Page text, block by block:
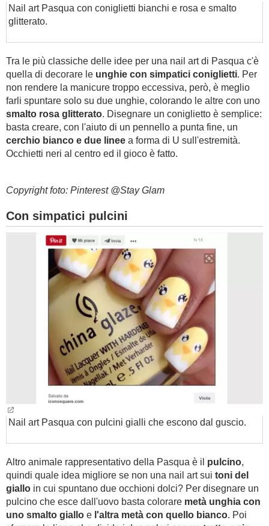
Nail art Pasqua con coniglietti bianchi e rosa e smalto
glitterato.
Tra le più classiche delle idee per una nail art di Pasqua c'è
quella di decorare le unghie con simpatici coniglietti. Per
non rendere la manicure troppo eccessiva, però, è meglio
farli spuntare solo su due unghie, colorando le altre con uno
smalto rosa glitterato. Disegnare un coniglietto è semplice:
basta creare, con l'aiuto di un pennello a punta fine, un
cerchio bianco e due linee a forma di U sull'estremità.
Occhietti neri al centro ed il gioco è fatto.
Copyright foto: Pinterest @Stay Glam
Con simpatici pulcini
Nail art Pasqua con pulcini gialli che escono dal guscio.
Altro animale rappresentativo della Pasqua è il pulcino,
quindi quale idea migliore se non una nail art sui toni del
giallo in cui spuntano due occhioni dolci? Per disegnare un
pulcino che esce dall'uovo basta colorare metà unghia con
uno smalto giallo e l'altra metà con quello bianco. Poi